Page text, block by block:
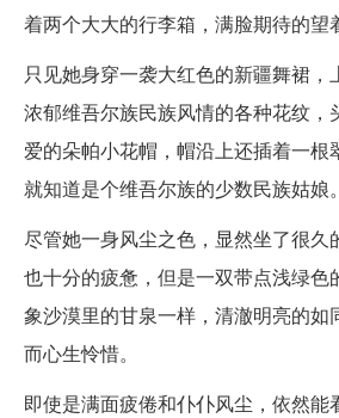
着两个大大的行李箱，满脸期待的望
只见她身穿一袭大红色的新疆舞裙，
浓郁维吾尔族民族风情的各种花纹，
爱的朵帕小花帽，帽沿上还插着一
就知道是个维吾尔族的少数民族姑娘。
尽管她一身风尘之色，显然坐了很久
也十分的疲惫，但是一双带点浅绿色
象沙漠里的甘泉一样，清澈明亮的如
而心生怜惜。
即使是满面疲倦和仆仆风尘，依然能